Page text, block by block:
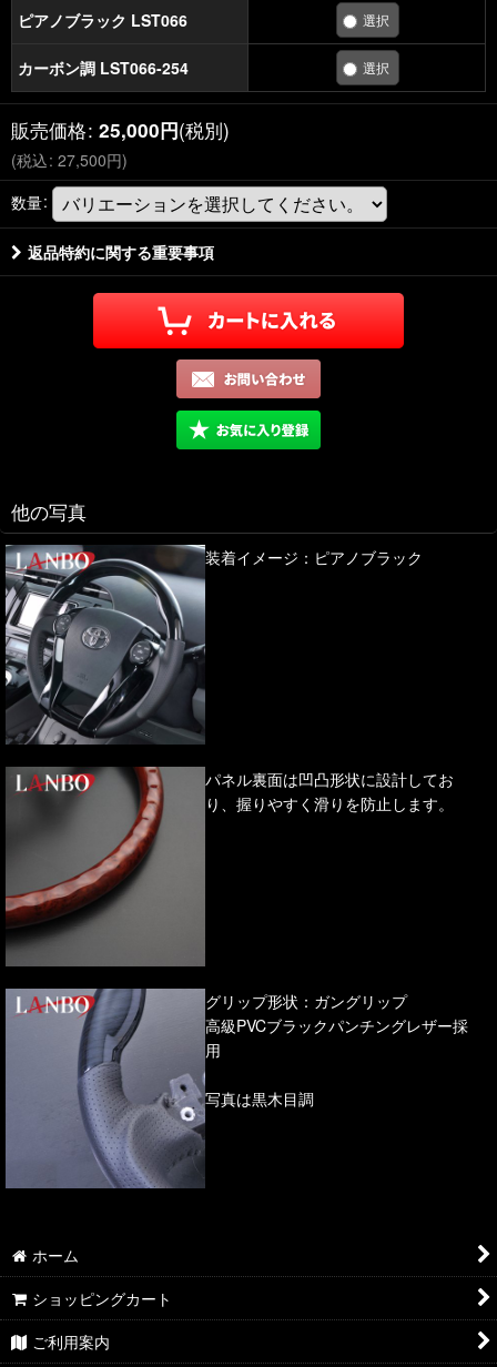
ピアノブラック LST066
カーボン調 LST066-254
販売価格: 25,000円(税別)
(税込: 27,500円)
数量:
返品特約に関する重要事項
他の写真
装着イメージ：ピアノブラック
パネル裏面は凹凸形状に設計してお
り、握りやすく滑りを防止します。
グリップ形状：ガングリップ
高級PVCブラックパンチングレザー採
用
写真は黒木目調
ホーム
ショッピングカート
ご利用案内